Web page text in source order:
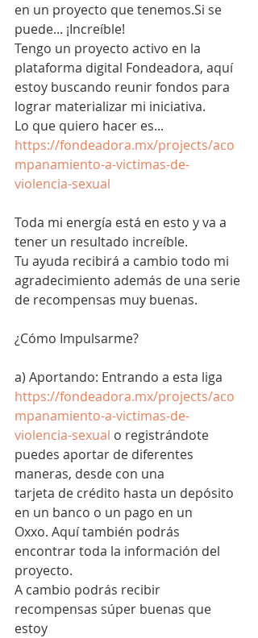
en un proyecto que tenemos.Si se
puede... ¡Increíble!
Tengo un proyecto activo en la
plataforma digital Fondeadora, aquí
estoy buscando reunir fondos para
lograr materializar mi iniciativa.
Lo que quiero hacer es...
https://fondeadora.mx/projects/aco
mpanamiento-a-victimas-de-
violencia-sexual
Toda mi energía está en esto y va a
tener un resultado increíble.
Tu ayuda recibirá a cambio todo mi
agradecimiento además de una serie
de recompensas muy buenas.
¿Cómo Impulsarme?
a) Aportando: Entrando a esta liga
https://fondeadora.mx/projects/aco
mpanamiento-a-victimas-de-
violencia-sexual o registrándote
puedes aportar de diferentes
maneras, desde con una
tarjeta de crédito hasta un depósito
en un banco o un pago en un
Oxxo. Aquí también podrás
encontrar toda la información del
proyecto.
A cambio podrás recibir
recompensas súper buenas que
estoy